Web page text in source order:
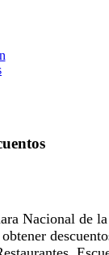
Nacional de